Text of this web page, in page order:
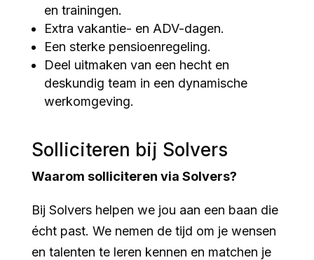
en trainingen.
Extra vakantie- en ADV-dagen.
Een sterke pensioenregeling.
Deel uitmaken van een hecht en
deskundig team in een dynamische
werkomgeving.
Solliciteren bij Solvers
Waarom solliciteren via Solvers?
Bij Solvers helpen we jou aan een baan die
écht past. We nemen de tijd om je wensen
en talenten te leren kennen en matchen je